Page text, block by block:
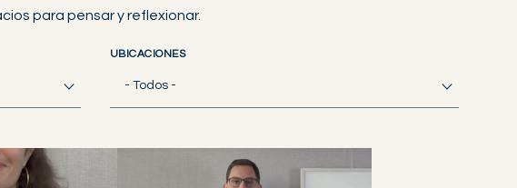
para pensar y reflexionar.
UBICACIONES
- Todos -